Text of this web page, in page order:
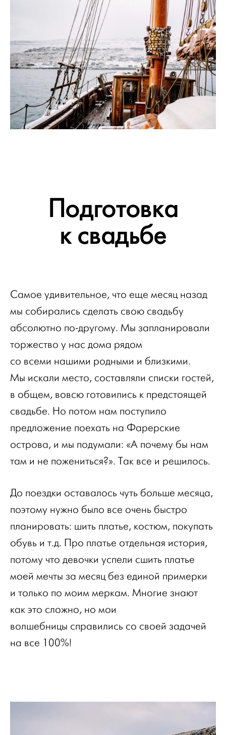
Подготовка
к свадьбе
Самое удивительное, что еще месяц назад
мы собирались сделать свою свадьбу
абсолютно по-другому. Мы запланировали
торжество у нас дома рядом
со всеми нашими родными и близкими.
Мы искали место, составляли списки гостей,
в общем, вовсю готовились к предстоящей
свадьбе. Но потом нам поступило
предложение поехать на Фарерские
острова, и мы подумали: «А почему бы нам
там и не пожениться?». Так все и решилось.
До поездки оставалось чуть больше месяца,
поэтому нужно было все очень быстро
планировать: шить платье, костюм, покупать
обувь и т.д. Про платье отдельная история,
потому что девочки успели сшить платье
моей мечты за месяц без единой примерки
и только по моим меркам. Многие знают
как это сложно, но мои
волшебницы справились со своей задачей
на все 100%!